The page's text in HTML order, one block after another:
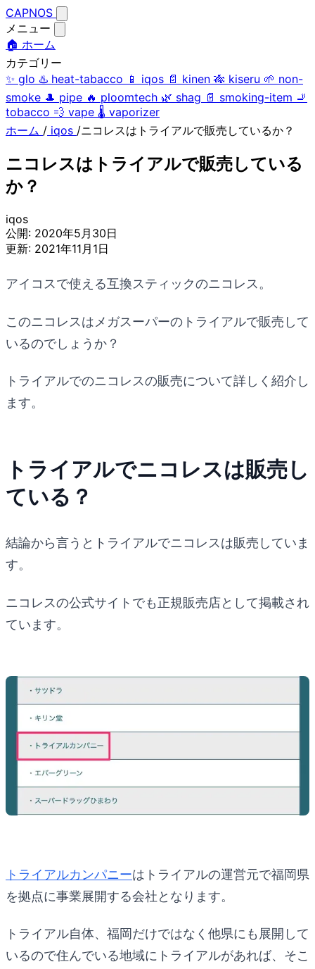
CAPNOS
メニュー
🏠 ホーム
カテゴリー
✨ glo ♨️ heat-tabacco 📱 iqos 📄 kinen 🎋 kiseru 🌱 non-
smoke 🎩 pipe 🔥 ploomtech 🌿 shag 📄 smoking-item 🚬
tobacco 💨 vape 🌡️ vaporizer
ホーム / iqos /ニコレスはトライアルで販売しているか？
ニコレスはトライアルで販売している
か？
iqos
公開: 2020年5月30日
更新: 2021年11月1日
アイコスで使える互換スティックのニコレス。
このニコレスはメガスーパーのトライアルで販売して
いるのでしょうか？
トライアルでのニコレスの販売について詳しく紹介し
ます。
トライアルでニコレスは販売し
ている？
結論から言うとトライアルでニコレスは販売していま
す。
ニコレスの公式サイトでも正規販売店として掲載され
ています。
トライアルカンパニーはトライアルの運営元で福岡県
を拠点に事業展開する会社となります。
トライアル自体、福岡だけではなく他県にも展開して
いるので住んでいる地域にトライアルがあれば、そこ